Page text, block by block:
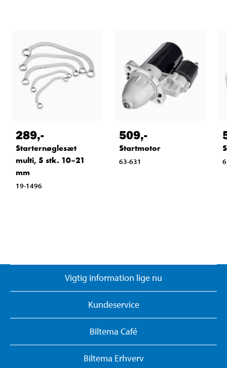
289,-
Starternøglesæt
multi, 5 stk. 10–21
mm
19-1496
509,-
Startmotor
63-631
Vigtig information lige nu
Kundeservice
Biltema Café
Biltema Erhverv